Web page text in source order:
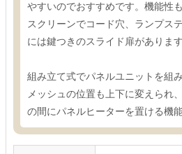
やすいのでおすすめです。機能性
スクリーンでコード穴、ランプス
には鍵つきのスライド扉があります
組み立て式でパネルユニットを組
メッシュの位置も上下に変えられ
の間にパネルヒーターを置ける機